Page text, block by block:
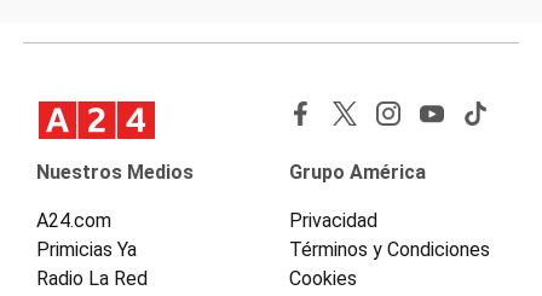
Nuestros Medios
A24.com
Primicias Ya
Radio La Red
Grupo América
Privacidad
Términos y Condiciones
Cookies